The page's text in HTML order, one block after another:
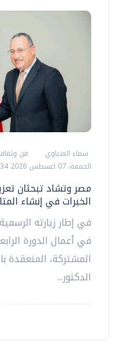
سماء المنياوي
فن
الجمعة، 07 اغسطس 2026 12:34 م
مصر وتشاد تبحثان
الخبرات في إنشاء
في إطار زيارته
في أعمال الدورة
المشتركة، المنعقدة
الدكتور...